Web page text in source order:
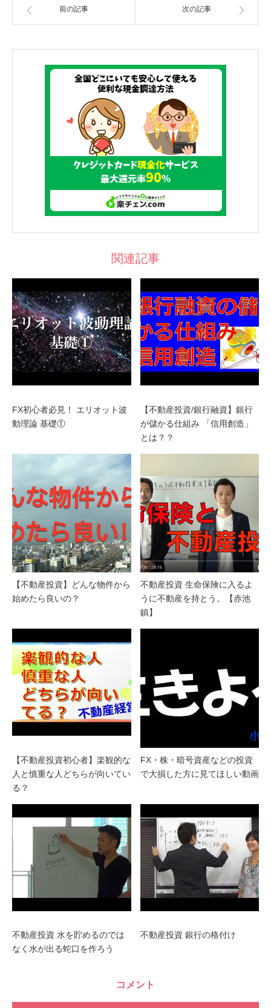
前の記事 次の記事
関連記事
FX初心者必見！ エリオット波
動理論 基礎①
【不動産投資/銀行融資】銀行
が儲かる仕組み 「信用創造」
とは？？
【不動産投資】どんな物件から
始めたら良いの？
不動産投資 生命保険に入るよ
うに不動産を持とう。【赤池
鎮】
【不動産投資初心者】楽観的な
人と慎重な人どちらが向いてい
る？
FX・株・暗号資産などの投資
で大損した方に見てほしい動画
不動産投資 水を貯めるのでは
なく水が出る蛇口を作ろう
不動産投資 銀行の格付け
コメント